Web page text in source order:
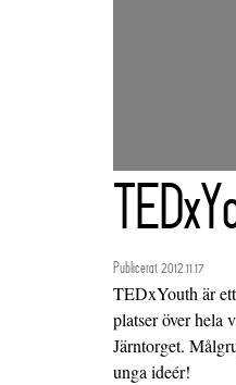
Publicerat 2012.11.17
TEDxYouth är
platser över hela
Järntorget.
unga ideér!